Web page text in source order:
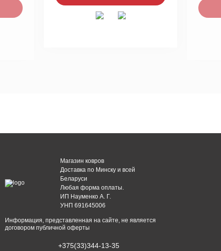
Магазин ковров
Доставка по Минску и всей
Беларуси
Любая форма оплаты.
ИП Науменко А. Г.
УНП 691645006
Информация, представленная на сайте, не является
договором публичной оферты
+375(33)344-13-35